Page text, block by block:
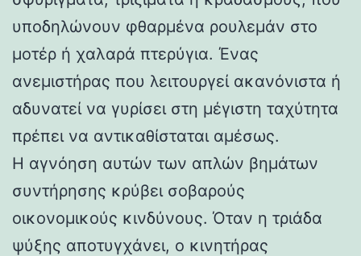
υποδηλώνουν φθαρμένα ρουλεμάν στο
μοτέρ ή χαλαρά πτερύγια. Ένας
ανεμιστήρας που λειτουργεί ακανόνιστα ή
αδυνατεί να γυρίσει στη μέγιστη ταχύτητα
πρέπει να αντικαθίσταται αμέσως.
Η αγνόηση αυτών των απλών βημάτων
συντήρησης κρύβει σοβαρούς
οικονομικούς κινδύνους. Όταν η τριάδα
ψύξης αποτυγχάνει, ο κινητήρας